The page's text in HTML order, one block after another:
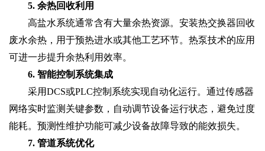
5. 余热回收利用
高盐水系统通常含有大量余热资源。安装热交换器回收
废水余热，用于预热进水或其他工艺环节。热泵技术的应用
可进一步提升余热利用效率。
6. 智能控制系统集成
采用DCS或PLC控制系统实现自动化运行。通过传感器
网络实时监测关键参数，自动调节设备运行状态，避免过度
能耗。预测性维护功能可减少设备故障导致的能效损失。
7. 管道系统优化